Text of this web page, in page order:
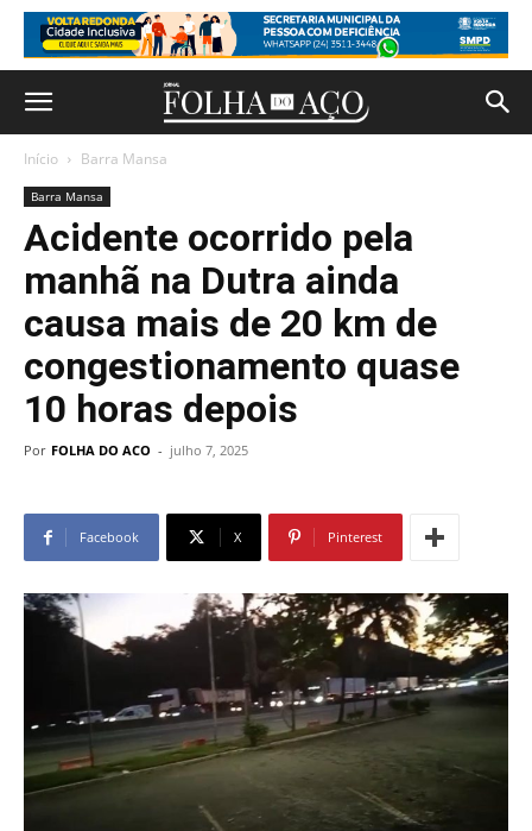
Início Barra Mansa
Barra Mansa
Acidente ocorrido pela
manhã na Dutra ainda
causa mais de 20 km de
congestionamento quase
10 horas depois
Por FOLHA DO ACO - julho 7, 2025
Facebook X Pinterest